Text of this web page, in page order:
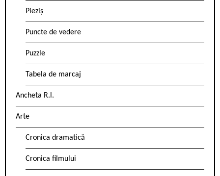
Pieziș
Puncte de vedere
Puzzle
Tabela de marcaj
Ancheta R.l.
Arte
Cronica dramatică
Cronica filmului